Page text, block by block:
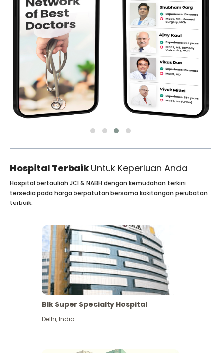
Hospital TerbaikUntuk Keperluan Anda
Hospital bertauliah JCI & NABH dengan kemudahan terkini
tersedia pada harga berpatutan bersama kakitangan perubatan
terbaik.
Blk Super Specialty Hospital
Delhi,India